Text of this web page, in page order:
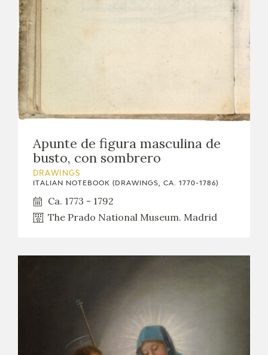
Apunte de figura masculina de
busto, con sombrero
DRAWINGS
ITALIAN NOTEBOOK (DRAWINGS, CA. 1770-1786)
Ca. 1773 - 1792
The Prado National Museum. Madrid